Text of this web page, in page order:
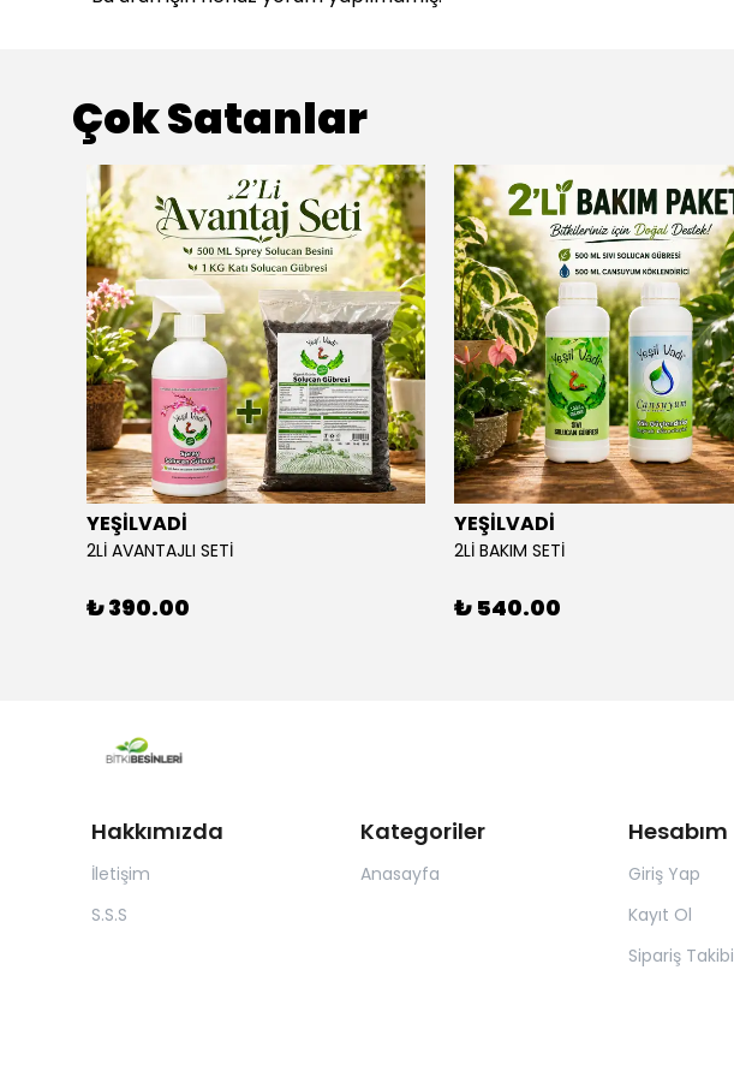
Çok Satanlar
YEŞİLVADİ
2Lİ AVANTAJLI SETİ
₺ 390.00
YEŞİLVADİ
2Lİ BAKIM SETİ
₺ 540.00
Hakkımızda
İletişim
S.S.S
Kategoriler
Anasayfa
Hesabım
Giriş Yap
Kayıt Ol
Sipariş Takibi